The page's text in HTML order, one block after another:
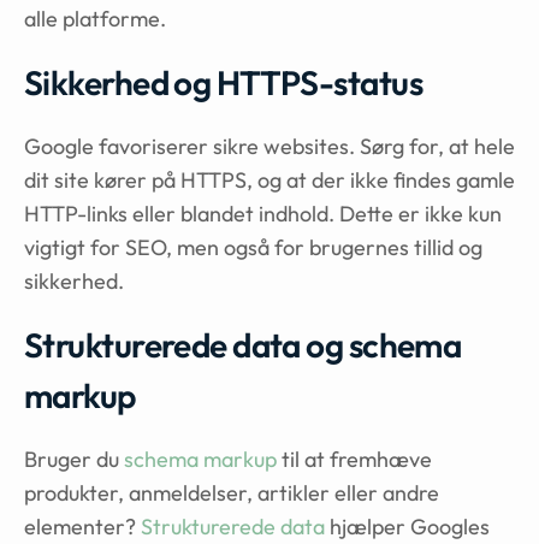
alle platforme.
Sikkerhed og HTTPS-status
Google favoriserer sikre websites. Sørg for, at hele
dit site kører på HTTPS, og at der ikke findes gamle
HTTP-links eller blandet indhold. Dette er ikke kun
vigtigt for SEO, men også for brugernes tillid og
sikkerhed.
Strukturerede data og schema
markup
Bruger duschema markuptil at fremhæve
produkter, anmeldelser, artikler eller andre
elementer? Strukturerede data hjælper Googles